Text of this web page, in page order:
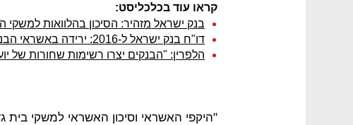
קראו עוד בכלכליסט:
בנק ישראל מזהיר: הסיכון בהלוואות למשקי
דו"ח בנק ישראל ל-2016: ירידה באשראי הבנקים לחברות גדולות
הלפרין: "הבנקים יצרו רשימות שחורות של
"היקפי האשראי וסיכון האשראי למשקי